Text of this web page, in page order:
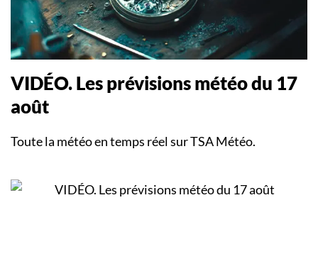
VIDÉO. Les prévisions météo du 17
août
Toute la météo en temps réel sur TSA Météo.